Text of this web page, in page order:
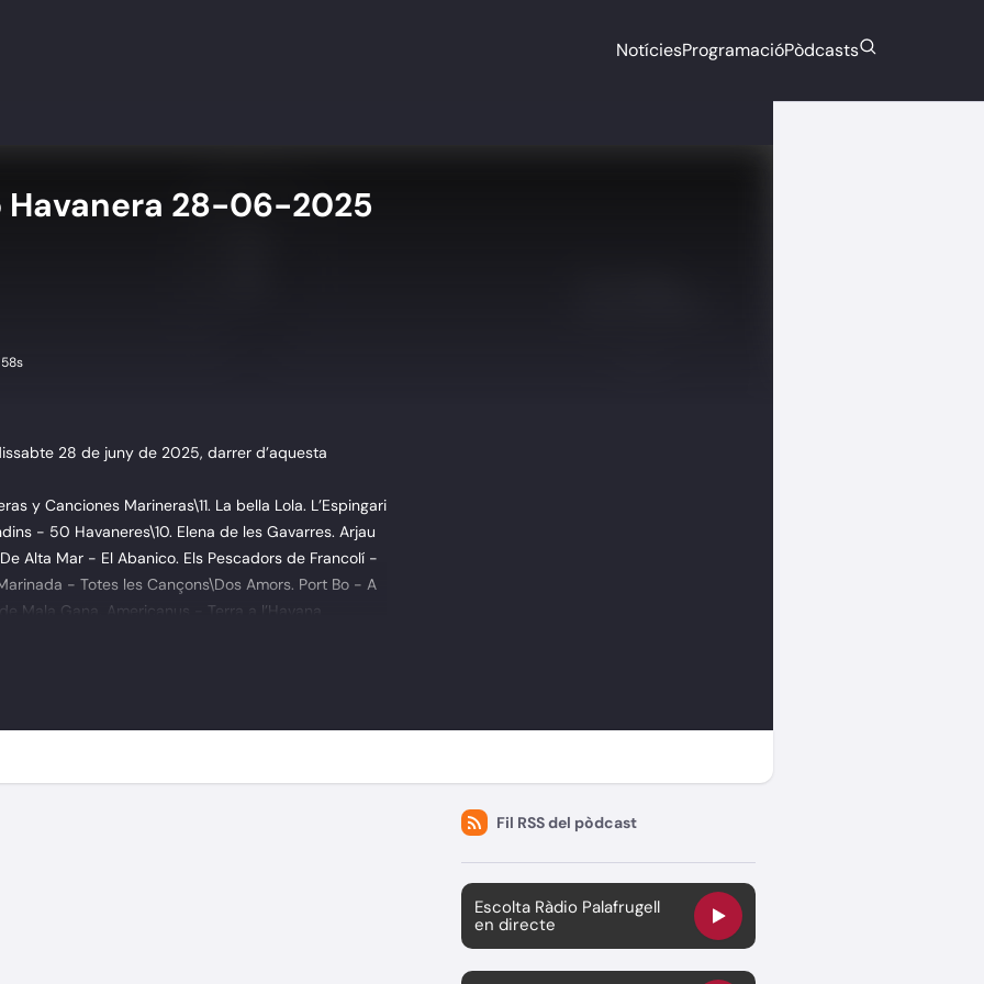
NotíciesProgramacióPòdcasts
Havanera 28-06-2025
28 de juny de 2025, darrer d’aquesta
y Canciones Marineras\11. La bella Lola. L’Espingari
- 50 Havaneres\10. Elena de les Gavarres. Arjau
Alta Mar - El Abanico. Els Pescadors de Francolí -
- Totes les Cançons\Dos Amors. Port Bo - A
Mala Gana. Americanus - Terra a l’Havana
- Per Tornar A Començar. Peix Fregit - Dit I Fet
Llotja de Mar - De Perpinyà a Cuba 2004\10. La
Fil RSS del pòdcast
Escolta Ràdio Palafrugell
en directe